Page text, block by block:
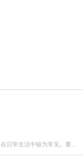
日常生活中较为常见。要...